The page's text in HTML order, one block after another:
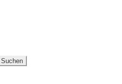
Suchen